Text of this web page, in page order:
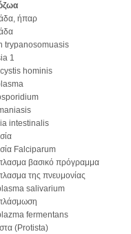
ήπαρ
trypanosomuasis
1
hominis
intestinalis
Falciparum
βασικό πρόγραμμα
της πνευμονίας
salivarium
fermentans
(Protista)